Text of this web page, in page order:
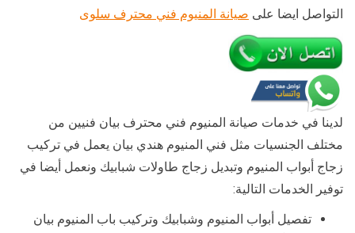
التواصل ايضا على صيانة المنيوم فني محترف سلوى
لدينا في خدمات صيانة المنيوم فني محترف بيان فنيين من
مختلف الجنسيات مثل فني المنيوم هندي بيان يعمل في تركيب
زجاج أبواب المنيوم وتبديل زجاج طاولات شبابيك ونعمل أيضا في
توفير الخدمات التالية:
تفصيل أبواب المنيوم وشبابيك وتركيب باب المنيوم بيان